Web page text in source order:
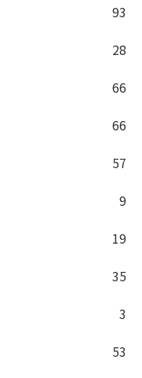
93
28
66
66
57
9
19
35
3
53